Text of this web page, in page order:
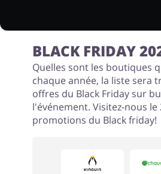
BLACK FRIDAY
Quelles sont les boutiques
chaque année, la liste sera
offres du Black Friday sur
l'événement. Visitez-nous
promotions du Black friday!